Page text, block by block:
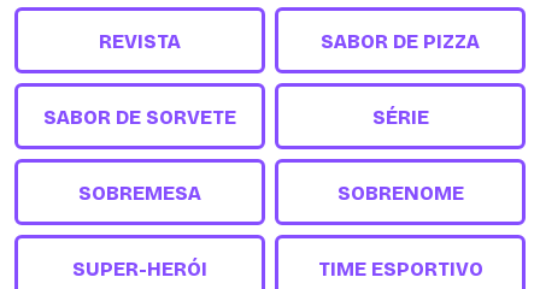
REVISTA SABOR DE PIZZA
SABOR DE SORVETE SÉRIE
SOBREMESA SOBRENOME
SUPER-HERÓI TIME ESPORTIVO